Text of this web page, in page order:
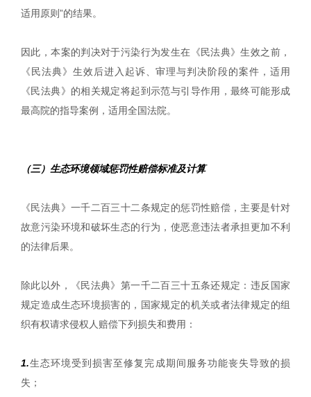
适用原则”的结果。
因此，本案的判决对于污染行为发生在《民法典》生效之前，
《民法典》生效后进入起诉、审理与判决阶段的案件，适用
《民法典》的相关规定将起到示范与引导作用，最终可能形成
最高院的指导案例，适用全国法院。
（三）生态环境领域惩罚性赔偿标准及计算
《民法典》一千二百三十二条规定的惩罚性赔偿，主要是针对
故意污染环境和破坏生态的行为，使恶意违法者承担更加不利
的法律后果。
除此以外，《民法典》第一千二百三十五条还规定：违反国家
规定造成生态环境损害的，国家规定的机关或者法律规定的组
织有权请求侵权人赔偿下列损失和费用：
1.生态环境受到损害至修复完成期间服务功能丧失导致的损
失；